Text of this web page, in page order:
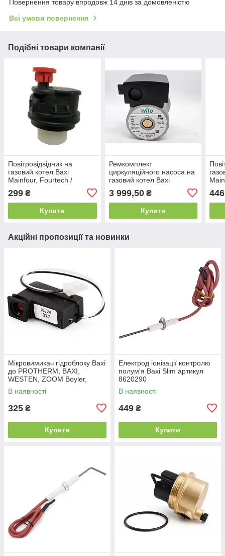
Повернення товару впродовж 14 днів за домовленістю
Всі умови повернення
Подібні товари компанії
Повітровідвідник на
газовий котел Baxi
Mainfour, Fourtech /
Westen Pulsar D, Quasar D
710139500
299 ₴
Купити
Ремкомплект
циркуляційного насоса на
газовий котел Baxi
Fourtech, Mainfour, Westen
Pulsar D, Quasar D
5698260
3 999,50₴
Купити
Акційні пропозиції та новинки
Мікровимикач гідроблоку Baxi
до PROTHERM, BAXI,
WESTEN, ZOOM Boyler,
WELLER, RENS 5641800
В наявності
325 ₴
Купити
Електрод іонізації контролю
полум'я Baxi Slim артикул
8620290
В наявності
449 ₴
Купити